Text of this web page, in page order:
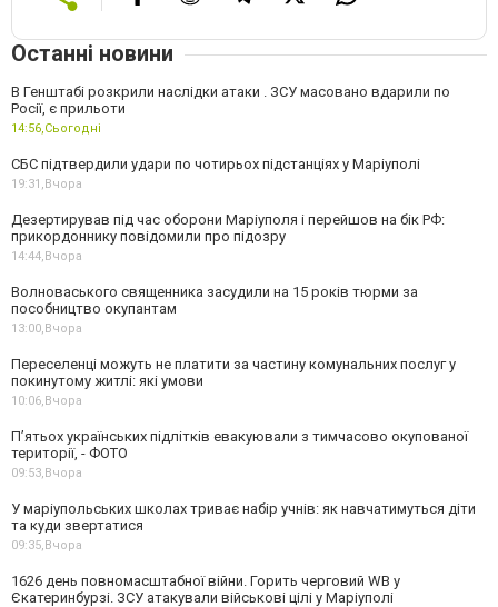
Останні новини
В Генштабі розкрили наслідки атаки . ЗСУ масовано вдарили по
Росії, є прильоти
14:56,Сьогодні
СБС підтвердили удари по чотирьох підстанціях у Маріуполі
19:31,Вчора
Дезертирував під час оборони Маріуполя і перейшов на бік РФ:
прикордоннику повідомили про підозру
14:44,Вчора
Волноваського священника засудили на 15 років тюрми за
пособництво окупантам
13:00,Вчора
Переселенці можуть не платити за частину комунальних послуг у
покинутому житлі: які умови
10:06,Вчора
П’ятьох українських підлітків евакуювали з тимчасово окупованої
території, - ФОТО
09:53,Вчора
У маріупольських школах триває набір учнів: як навчатимуться діти
та куди звертатися
09:35,Вчора
1626 день повномасштабної війни. Горить черговий WB у
Єкатеринбурзі. ЗСУ атакували військові цілі у Маріуполі